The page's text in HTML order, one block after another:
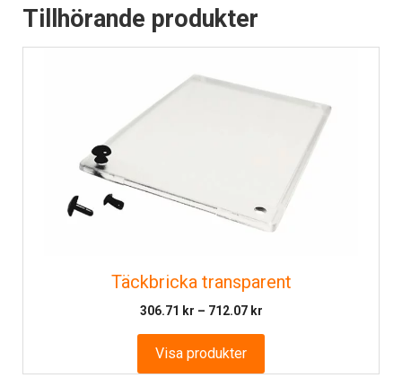
Tillhörande produkter
Täckbricka transparent
306.71 kr – 712.07 krPrisintervall:
Visa produkter